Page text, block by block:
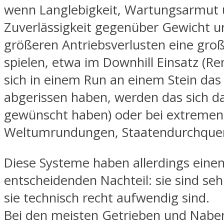
wenn Langlebigkeit, Wartungsarmut
Zuverlässigkeit gegenüber Gewicht
größeren Antriebsverlusten eine
spielen, etwa im Downhill Einsatz
sich in einem Run an einem Stein
abgerissen haben, werden das sich
gewünscht haben) oder bei
Weltumrundungen,
Diese Systeme haben allerdings
entscheidenden Nachteil: sie sind
sie technisch recht aufwendig sind.
Bei den meisten Getrieben und